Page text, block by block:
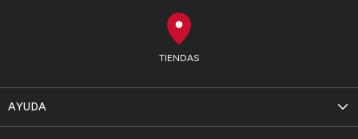
TIENDAS
AYUDA